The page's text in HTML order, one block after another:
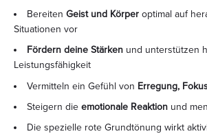
Bereiten Geist und Körper optimal auf
Situationen vor
Fördern deine Stärken und unterstützen
Leistungsfähigkeit
Vermitteln ein Gefühl von Erregung,
Steigern die emotionale Reaktion und
Die spezielle rote Grundtönung wirkt